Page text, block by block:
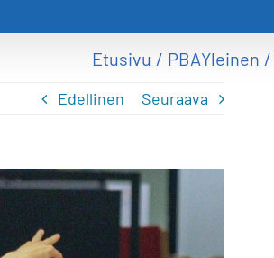
Etusivu PBAYleinen
Edellinen Seuraava